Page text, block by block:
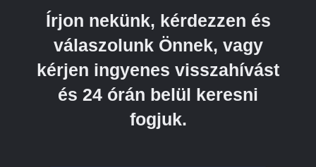
Írjon nekünk, kérdezzen és
válaszolunk Önnek, vagy
kérjen ingyenes visszahívást
és 24 órán belül keresni
fogjuk.